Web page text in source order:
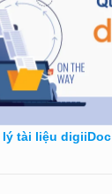
lý tài liệu digiiDoc